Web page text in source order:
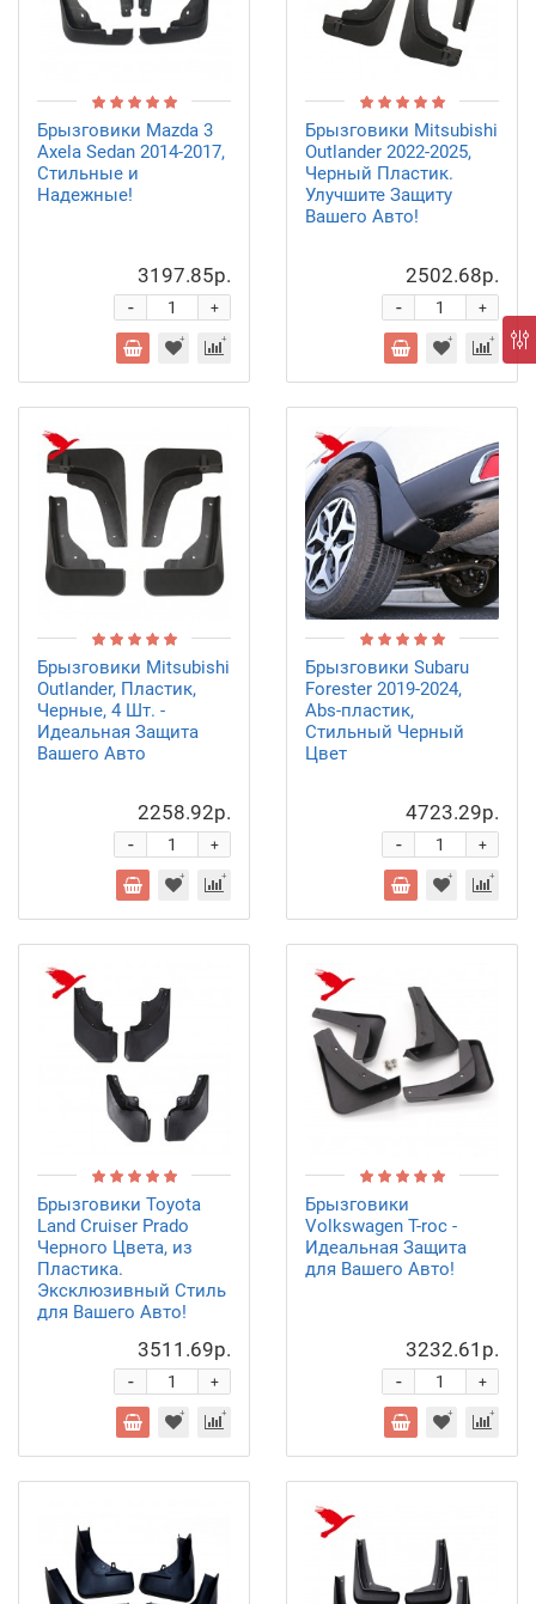
Брызговики Mazda 3
Axela Sedan 2014-2017,
Стильные и
Надежные!
3197.85р.
+
-
Брызговики Mitsubishi
Outlander 2022-2025,
Черный Пластик.
Улучшите Защиту
Вашего Авто!
2502.68р.
+
-
Брызговики Mitsubishi
Outlander, Пластик,
Черные, 4 Шт. -
Идеальная Защита
Вашего Авто
2258.92р.
+
-
Брызговики Subaru
Forester 2019-2024,
Abs-пластик,
Стильный Черный
Цвет
4723.29р.
+
-
Брызговики Toyota
Land Cruiser Prado
Черного Цвета, из
Пластика.
Эксклюзивный Стиль
для Вашего Авто!
3511.69р.
+
-
Брызговики
Volkswagen T-roc -
Идеальная Защита
для Вашего Авто!
3232.61р.
+
-